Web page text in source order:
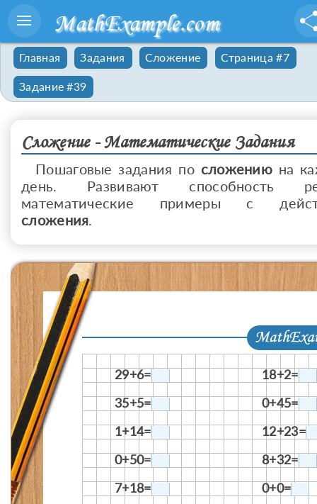
MathExample.com
Главная Задания Сложение Страница #7
Задание #39
Сложение - Математические Задания
Пошаговые задания по сложению на
день. Развивают способность
математические примеры с
сложения.
29+6=
18+2=
35+5=
0+45=
1+14=
12+23=
0+50=
8+32=
7+18=
0+0=